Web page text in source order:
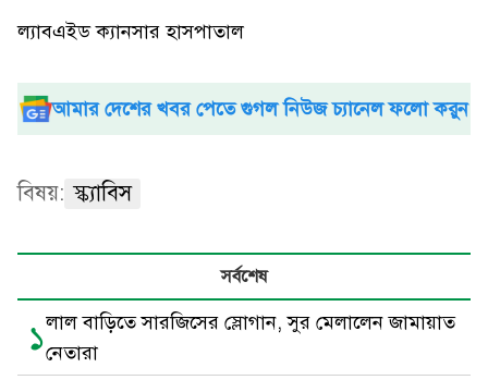
ল্যাবএইড ক্যানসার হাসপাতাল
আমার দেশের খবর পেতে গুগল নিউজ চ্যানেল ফলো করুন
বিষয়: স্ক্যাবিস
সর্বশেষ
১লাল বাড়িতে সারজিসের স্লোগান, সুর মেলালেন জামায়াত
নেতারা